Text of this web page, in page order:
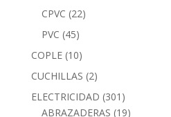
CPVC (22)
PVC (45)
COPLE (10)
CUCHILLAS (2)
ELECTRICIDAD (301)
ABRAZADERAS (19)